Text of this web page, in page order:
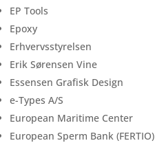
EP Tools
Epoxy
Erhvervsstyrelsen
Erik Sørensen Vine
Essensen Grafisk Design
e-Types A/S
European Maritime Center
European Sperm Bank (FERTIO)